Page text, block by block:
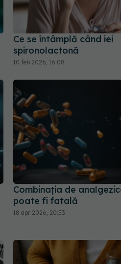
Ce se întâmplă când iei
spironolactonă
10 feb 2026, 16:08
Combinația de
poate fi fatală
18 apr 2026, 20:53